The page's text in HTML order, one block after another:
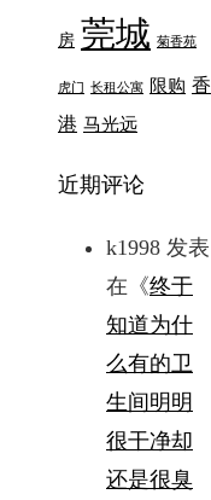
房 莞城 菊香苑
虎门 长租公寓 限购 香
港 马光远
近期评论
k1998 发表
在《终于
知道为什
么有的卫
生间明明
很干净却
还是很臭